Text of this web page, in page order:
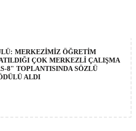
MERKEZİMİZ ÖĞRETİM
ÇOK MERKEZLİ ÇALIŞMA
8" TOPLANTISINDA SÖZLÜ
ALDI